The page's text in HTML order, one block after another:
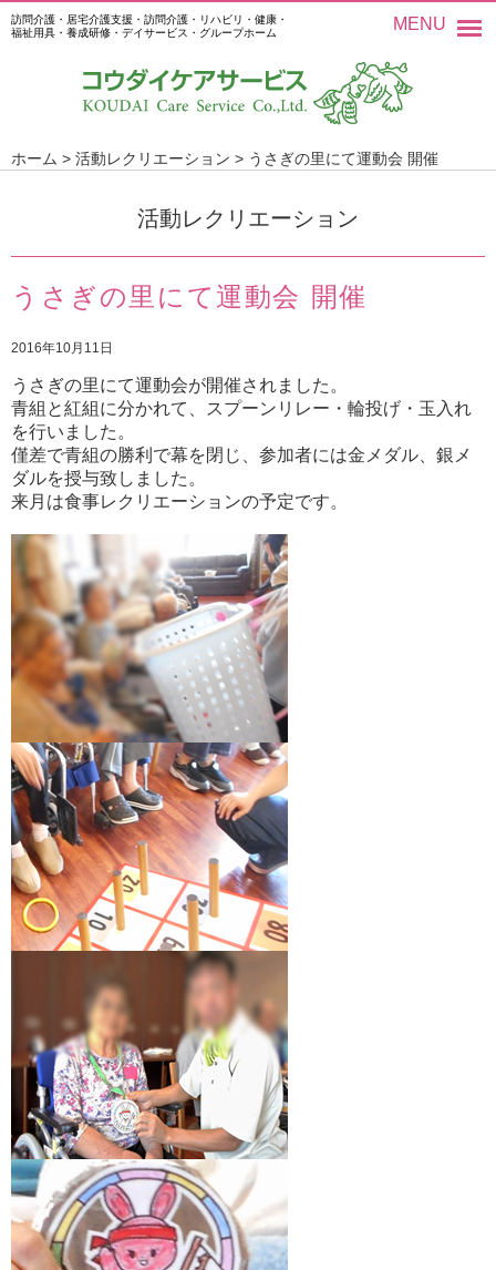
訪問介護・居宅介護支援・訪問介護・リハビリ・健康・
福祉用具・養成研修・デイサービス・グループホーム
MENU
ホーム > 活動レクリエーション > うさぎの里にて運動会 開催
活動レクリエーション
うさぎの里にて運動会 開催
2016年10月11日
うさぎの里にて運動会が開催されました。
青組と紅組に分かれて、スプーンリレー・輪投げ・玉入れ
を行いました。
僅差で青組の勝利で幕を閉じ、参加者には金メダル、銀メ
ダルを授与致しました。
来月は食事レクリエーションの予定です。